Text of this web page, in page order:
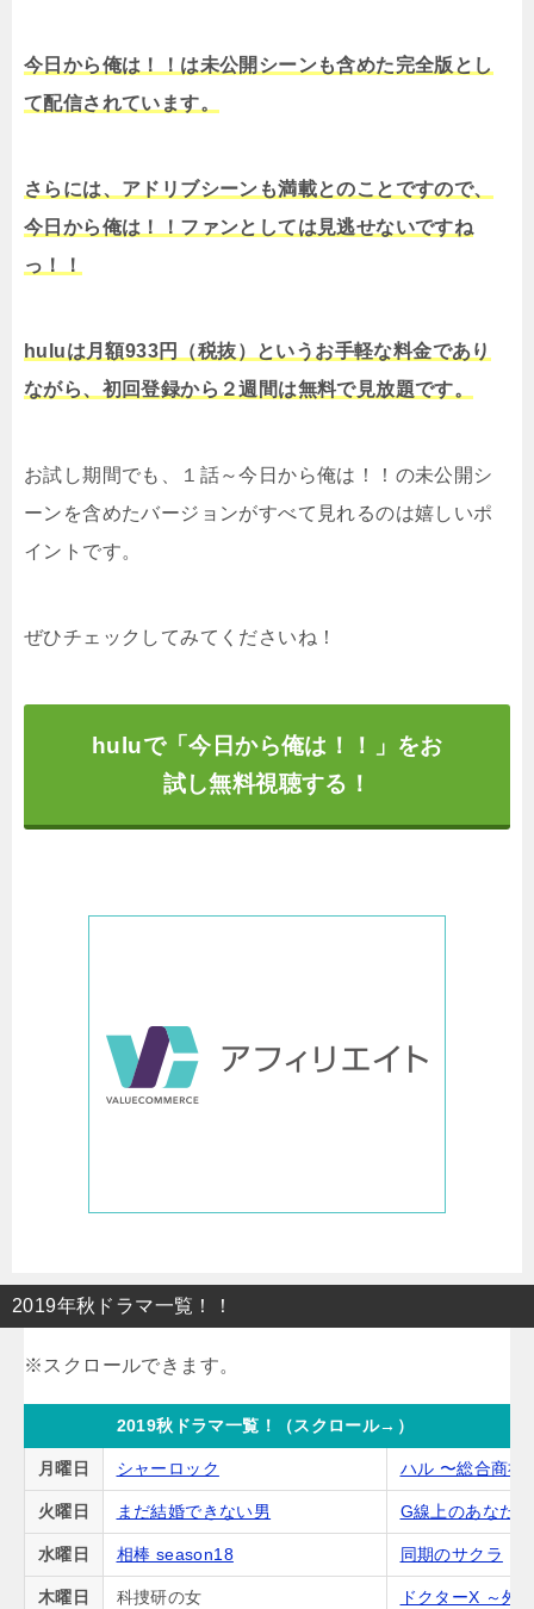
今日から俺は！！は未公開シーンも含めた完全版とし
て配信されています。
さらには、アドリブシーンも満載とのことですので、
今日から俺は！！ファンとしては見逃せないですね
っ！！
huluは月額933円（税抜）というお手軽な料金であり
ながら、初回登録から２週間は無料で見放題です。
お試し期間でも、１話～今日から俺は！！の未公開シ
ーンを含めたバージョンがすべて見れるのは嬉しいポ
イントです。
ぜひチェックしてみてくださいね！
huluで「今日から俺は！！」をお
試し無料視聴する！
2019年秋ドラマ一覧！！
2019秋ドラマ一覧！（スクロール→）
月曜日 シャーロック ハル 〜総合商社
火曜日 まだ結婚できない男 G線上のあなた
水曜日 相棒 season18 同期のサクラ
木曜日 科捜研の女 ドクターX ～外